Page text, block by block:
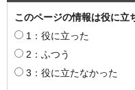
このページの情報は役に立
1：役に立った
2：ふつう
3：役に立たなかった